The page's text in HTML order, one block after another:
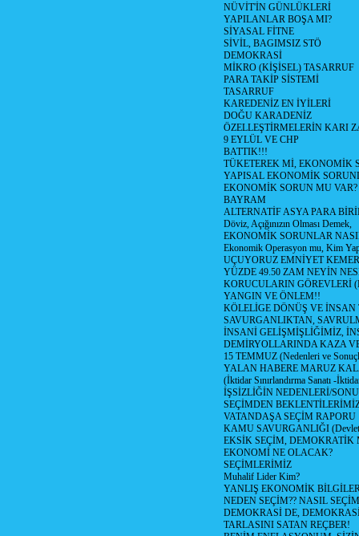
NÜVİT'İN GÜNLÜKLERİ
YAPILANLAR BOŞA MI?
SİYASAL FİTNE
SİVİL, BAGIMSIZ STÖ
DEMOKRASİ
MİKRO (KİŞİSEL) TASARRUF
PARA TAKİP SİSTEMİ
TASARRUF
KAREDENİZ EN İYİLERİ
DOĞU KARADENİZ
ÖZELLEŞTİRMELERİN KARI
9 EYLÜL VE CHP
BATTIK!!!
TÜKETEREK Mİ, EKONOMİK
YAPISAL EKONOMİK
EKONOMİK SORUN MU VAR?
BAYRAM
ALTERNATİF ASYA PARA
Döviz, Açığınızın Olması Demek,
EKONOMİK SORUNLAR
Ekonomik Operasyon mu, Kim
UÇUYORUZ EMNİYET
YÜZDE 49.50 ZAM NEYİN
KORUCULARIN GÖREVLERİ
YANGIN VE ÖNLEM!!
KÖLELİGE DÖNÜŞ VE İNSAN
SAVURGANLIKTAN,
İNSANİ GELİŞMİŞLİĞİMİZ,
DEMİRYOLLARINDA KAZA
15 TEMMUZ (Nedenleri ve
YALAN HABERE MARUZ
(İktidar Sınırlandırma Sanatı -
İŞSİZLİĞİN NEDENLERİ/
SEÇİMDEN
VATANDAŞA SEÇİM RAPORU
KAMU SAVURGANLIĞI (Devlet
EKSİK SEÇİM, DEMOKRATİK
EKONOMİ NE OLACAK?
SEÇİMLERİMİZ
Muhalif Lider Kim?
YANLIŞ EKONOMİK
NEDEN SEÇİM?? NASIL
DEMOKRASİ DE,
TARLASINI SATAN REÇBER!